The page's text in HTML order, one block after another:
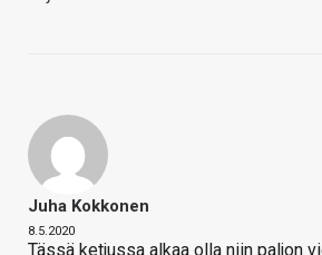
Juha Kokkonen
8.5.2020
Tässä ketjussa alkaa olla niin paljon